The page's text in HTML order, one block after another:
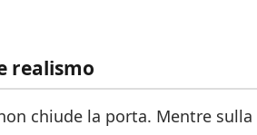
realismo
chiude la porta. Mentre sulla